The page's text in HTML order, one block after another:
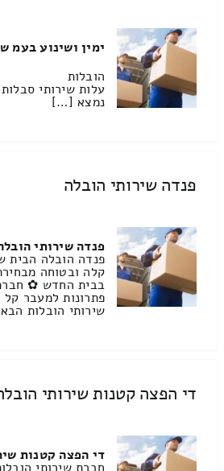
ימין ושינוע בעמ
הובלות
עלות שירותי
נמצא […]
פנדה שירותי הובלה
פנדה שירותי
פנדה הובלה הבית
קלה ובטוחה
בבית החדש ✿
פתרונות למעבר קל
שירותי הובלות
די הפצה קטנות שירותי
די הפצה קטנות